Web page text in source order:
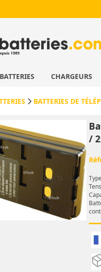
BATTERIES CHARGEURS
BATTERIES DE
/